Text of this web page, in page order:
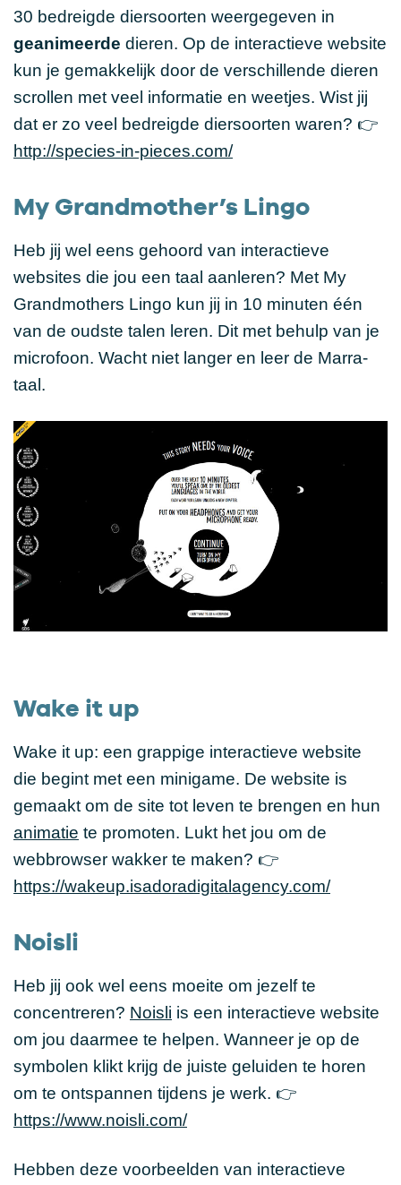
30 bedreigde diersoorten weergegeven in
geanimeerde dieren. Op de interactieve website
kun je gemakkelijk door de verschillende dieren
scrollen met veel informatie en weetjes. Wist jij
dat er zo veel bedreigde diersoorten waren? 👉
http://species-in-pieces.com/
My Grandmother’s Lingo
Heb jij wel eens gehoord van interactieve
websites die jou een taal aanleren? Met My
Grandmothers Lingo kun jij in 10 minuten één
van de oudste talen leren. Dit met behulp van je
microfoon. Wacht niet langer en leer de Marra-
taal.
Wake it up
Wake it up: een grappige interactieve website
die begint met een minigame. De website is
gemaakt om de site tot leven te brengen en hun
animatie te promoten. Lukt het jou om de
webbrowser wakker te maken? 👉
https://wakeup.isadoradigitalagency.com/
Noisli
Heb jij ook wel eens moeite om jezelf te
concentreren? Noisli is een interactieve website
om jou daarmee te helpen. Wanneer je op de
symbolen klikt krijg de juiste geluiden te horen
om te ontspannen tijdens je werk. 👉
https://www.noisli.com/
Hebben deze voorbeelden van interactieve